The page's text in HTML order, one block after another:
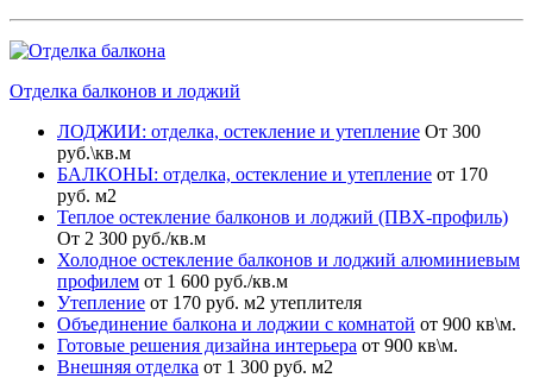
Отделка балконов и лоджий
ЛОДЖИИ: отделка, остекление и утепление От 300
руб.\кв.м
БАЛКОНЫ: отделка, остекление и утепление от 170
руб. м2
Теплое остекление балконов и лоджий (ПВХ-профиль)
От 2 300 руб./кв.м
Холодное остекление балконов и лоджий алюминиевым
профилем от 1 600 руб./кв.м
Утепление от 170 руб. м2 утеплителя
Объединение балкона и лоджии с комнатой от 900 кв\м.
Готовые решения дизайна интерьера от 900 кв\м.
Внешняя отделка от 1 300 руб. м2